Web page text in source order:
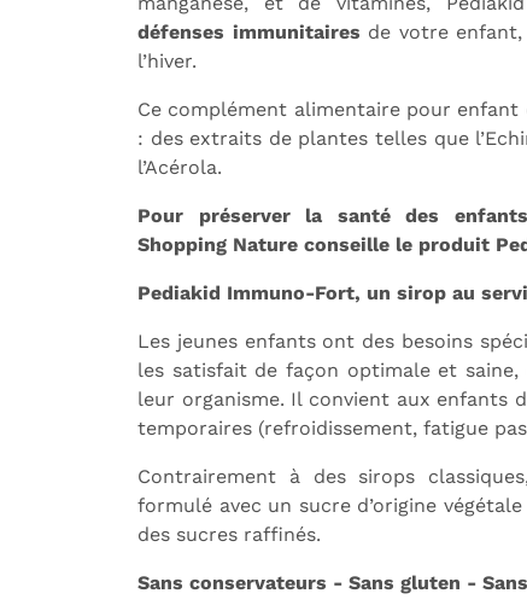
défenses immunitaires de votre
l’hiver.
Ce complément alimentaire pour enfant
: des extraits de plantes telles que
l’Acérola.
Pour préserver la santé des
Shopping Nature conseille le produit
Pediakid Immuno-Fort, un sirop au
Les jeunes enfants ont des besoins
les satisfait de façon optimale et
leur organisme. Il convient aux enfants
temporaires (refroidissement, fatigue
Contrairement à des sirops
formulé avec un sucre d’origine
des sucres raffinés.
Sans conservateurs - Sans gluten -